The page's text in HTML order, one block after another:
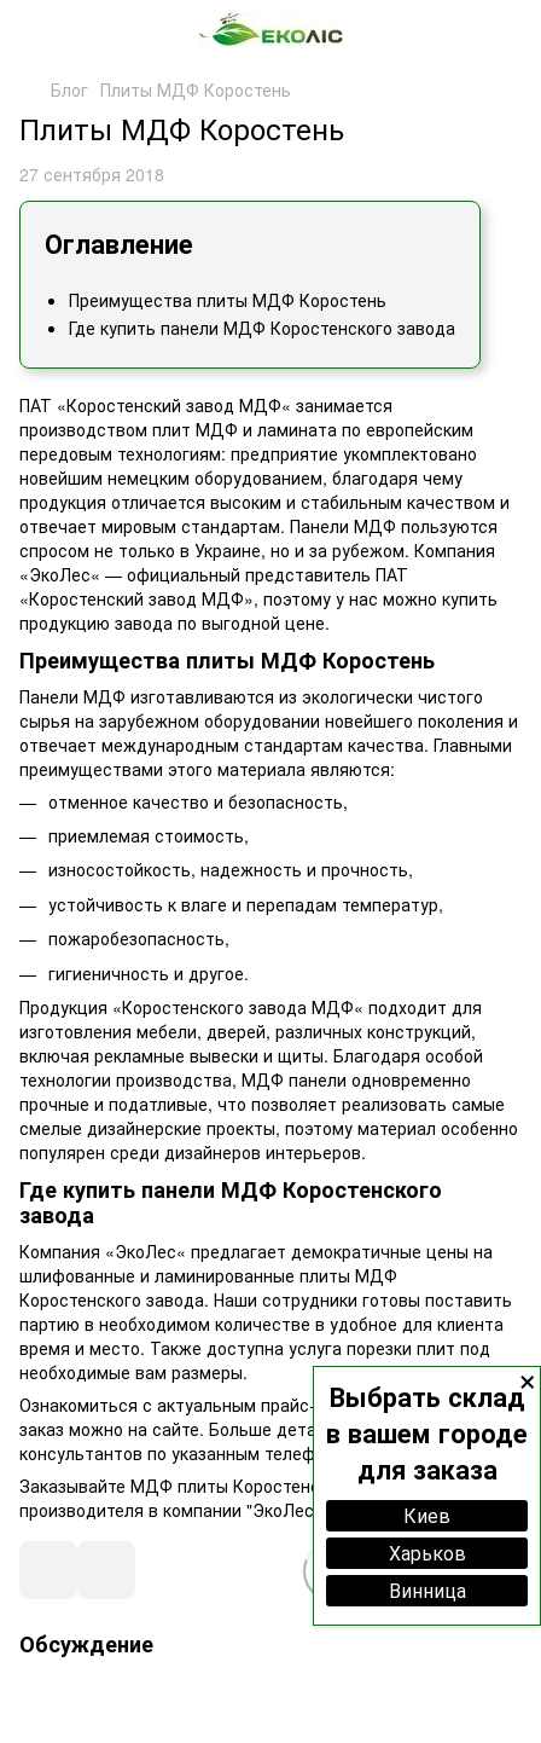
×
Выбрать склад
в вашем городе
для заказа
Киев
Харьков
Винница
Блог Плиты МДФ Коростень
Плиты МДФ Коростень
27 сентября 2018
Оглавление
Преимущества плиты МДФ Коростень
Где купить панели МДФ Коростенского завода
ПАТ «Коростенский завод МДФ« занимается
производством плит МДФ и ламината по европейским
передовым технологиям: предприятие укомплектовано
новейшим немецким оборудованием, благодаря чему
продукция отличается высоким и стабильным качеством и
отвечает мировым стандартам. Панели МДФ пользуются
спросом не только в Украине, но и за рубежом. Компания
«ЭкоЛес« — официальный представитель ПАТ
«Коростенский завод МДФ», поэтому у нас можно купить
продукцию завода по выгодной цене.
Преимущества плиты МДФ Коростень
Панели МДФ изготавливаются из экологически чистого
сырья на зарубежном оборудовании новейшего поколения и
отвечает международным стандартам качества. Главными
преимуществами этого материала являются:
отменное качество и безопасность,
приемлемая стоимость,
износостойкость, надежность и прочность,
устойчивость к влаге и перепадам температур,
пожаробезопасность,
гигиеничность и другое.
Продукция «Коростенского завода МДФ« подходит для
изготовления мебели, дверей, различных конструкций,
включая рекламные вывески и щиты. Благодаря особой
технологии производства, МДФ панели одновременно
прочные и податливые, что позволяет реализовать самые
смелые дизайнерские проекты, поэтому материал особенно
популярен среди дизайнеров интерьеров.
Где купить панели МДФ Коростенского
завода
Компания «ЭкоЛес« предлагает демократичные цены на
шлифованные и ламинированные плиты МДФ
Коростенского завода. Наши сотрудники готовы поставить
партию в необходимом количестве в удобное для клиента
время и место. Также доступна услуга порезки плит под
необходимые вам размеры.
Ознакомиться с актуальным прайс-листом и оформить
заказ можно на сайте. Больше деталей — у наших
консультантов по указанным телефонам.
Заказывайте МДФ плиты Коростенского завода по ценам
производителя в компании "ЭкоЛес"!
Обсуждение